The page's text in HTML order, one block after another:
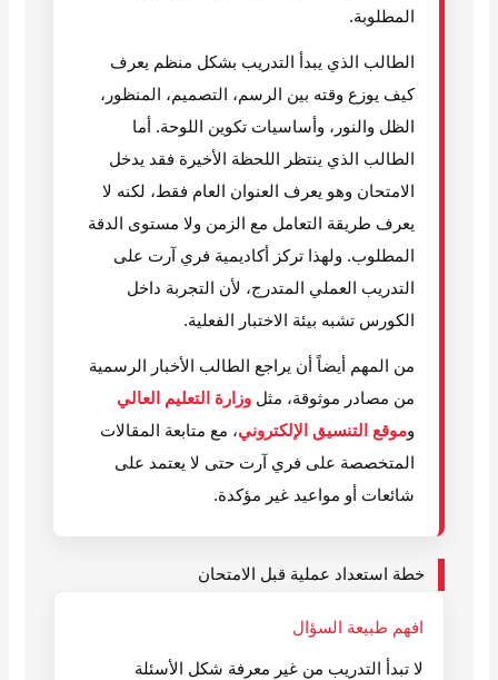
المطلوبة.
الطالب الذي يبدأ التدريب بشكل منظم يعرف
كيف يوزع وقته بين الرسم، التصميم، المنظور،
الظل والنور، وأساسيات تكوين اللوحة. أما
الطالب الذي ينتظر اللحظة الأخيرة فقد يدخل
الامتحان وهو يعرف العنوان العام فقط، لكنه لا
يعرف طريقة التعامل مع الزمن ولا مستوى الدقة
المطلوب. ولهذا تركز أكاديمية فري آرت على
التدريب العملي المتدرج، لأن التجربة داخل
الكورس تشبه بيئة الاختبار الفعلية.
من المهم أيضاً أن يراجع الطالب الأخبار الرسمية
من مصادر موثوقة، مثلوزارة التعليم العالي
وموقع التنسيق الإلكتروني، مع متابعة المقالات
المتخصصة على فري آرت حتى لا يعتمد على
شائعات أو مواعيد غير مؤكدة.
خطة استعداد عملية قبل الامتحان
افهم طبيعة السؤال
لا تبدأ التدريب من غير معرفة شكل الأسئلة